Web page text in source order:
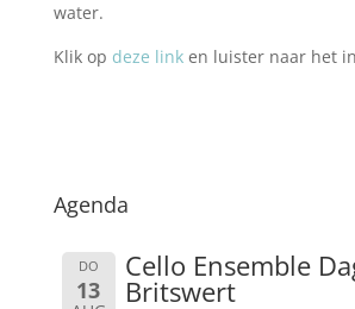
water.
Klik op deze linken luister naar het
Agenda
DO
13
Cello Ensemble
Britswert